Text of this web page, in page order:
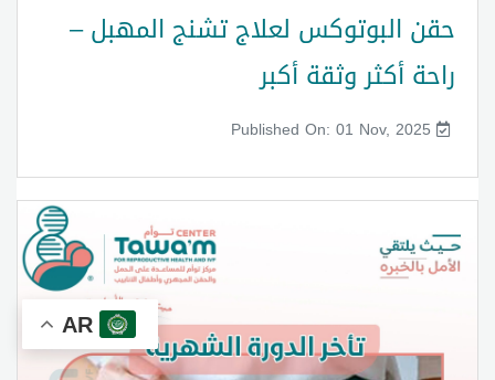
AR
حقن البوتوكس لعلاج تشنج المهبل –
راحة أكثر وثقة أكبر